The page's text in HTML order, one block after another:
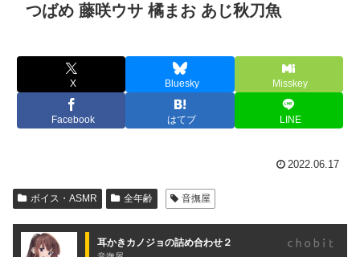
つばめ 藤咲ウサ 橘まお あじ秋刀魚
X Bluesky Misskey
Facebook はてブ LINE
2022.06.17
ボイス・ASMR 全年齢 音撫屋